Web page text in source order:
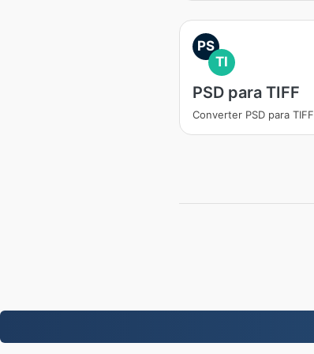
PS
TI
PSD para TIFF
Converter PSD para TIFF